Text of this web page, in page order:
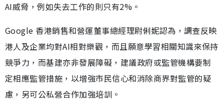
AI威脅，例如失去工作的則只有2%。
Google 香港銷售和營運董事總經理尉俐妮認為，調查反映
港人及企業均對AI相對樂觀，而且願意學習相關知識來保持
競爭力，而基建亦非發展障礙，建議政府或監管機構要制
定相應監管措施，以增強市民信心和消除商界對監管的疑
慮，另可公私營合作加強培訓。